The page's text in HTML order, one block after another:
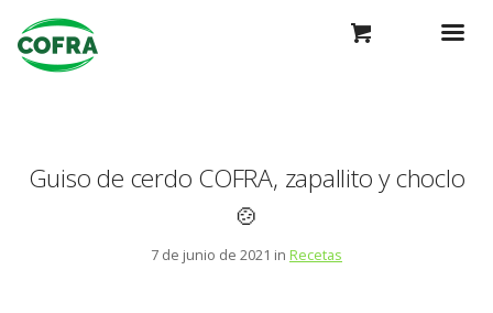
Guiso de cerdo COFRA, zapallito y choclo
🍲
7 de junio de 2021 in Recetas